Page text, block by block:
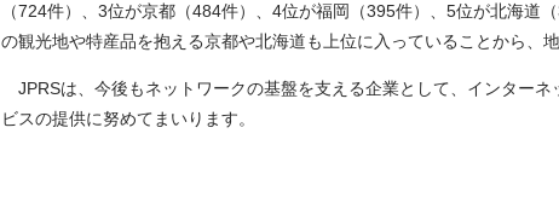
（724件）、3位が京都（484件）、4位が福岡（395件）、5位が北海
の観光地や特産品を抱える京都や北海道も上位に入っていることから、
JPRSは、今後もネットワークの基盤を支える企業として、インター
ビスの提供に努めてまいります。